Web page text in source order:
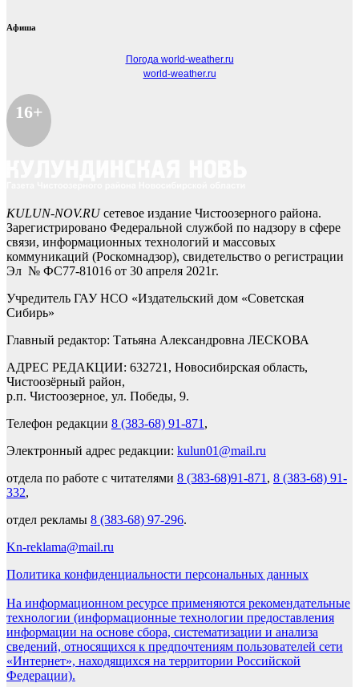
Афиша
Погода world-weather.ru
world-weather.ru
16+
KULUN-NOV.RUсетевое издание Чистоозерного района.
Зарегистрировано Федеральной службой по надзору в сфере
связи, информационных технологий и массовых
коммуникаций (Роскомнадзор), свидетельство о регистрации
Эл № ФС77-81016 от 30 апреля 2021г.
Учредитель ГАУ НСО «Издательский дом «Советская
Сибирь»
Главный редактор: Татьяна Александровна ЛЕСКОВА
АДРЕС РЕДАКЦИИ: 632721, Новосибирская область,
Чистоозёрный район,
р.п. Чистоозерное, ул. Победы, 9.
Телефон редакции 8 (383-68) 91-871 ,
Электронный адрес редакции: kulun01@mail.ru
отдела по работе с читателями 8 (383-68)91-871 , 8 (383-68) 91-
332,
отдел рекламы 8 (383-68) 97-296.
Kn-reklama@mail.ru
Политика конфиденциальности персональных данных
На информационном ресурсе применяются рекомендательные
технологии (информационные технологии предоставления
информации на основе сбора, систематизации и анализа
сведений, относящихся к предпочтениям пользователей сети
«Интернет», находящихся на территории Российской
Федерации).